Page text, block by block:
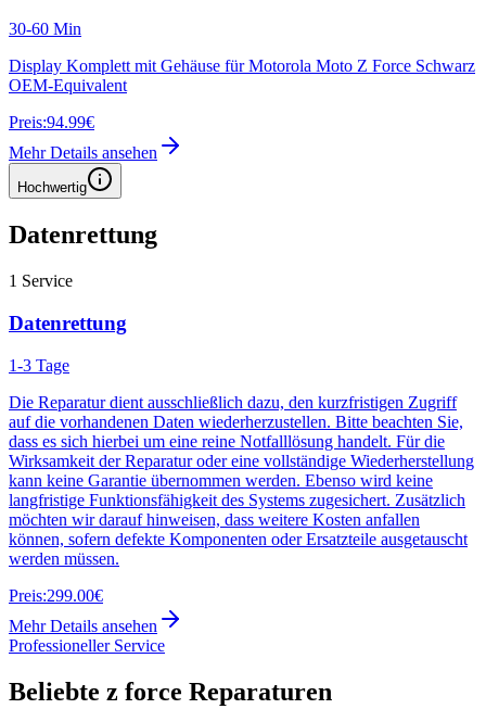
30-60 Min
Display Komplett mit Gehäuse für Motorola Moto Z Force Schwarz
OEM-Equivalent
Preis:94.99€
Mehr Details ansehen
Hochwertig
Datenrettung
1 Service
Datenrettung
1-3 Tage
Die Reparatur dient ausschließlich dazu, den kurzfristigen Zugriff
auf die vorhandenen Daten wiederherzustellen. Bitte beachten Sie,
dass es sich hierbei um eine reine Notfalllösung handelt. Für die
Wirksamkeit der Reparatur oder eine vollständige Wiederherstellung
kann keine Garantie übernommen werden. Ebenso wird keine
langfristige Funktionsfähigkeit des Systems zugesichert. Zusätzlich
möchten wir darauf hinweisen, dass weitere Kosten anfallen
können, sofern defekte Komponenten oder Ersatzteile ausgetauscht
werden müssen.
Preis:299.00€
Mehr Details ansehen
Professioneller Service
Beliebte z force Reparaturen